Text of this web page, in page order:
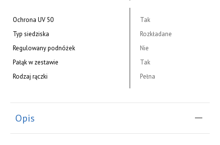
Ochrona UV 50
Tak
Typ siedziska
Rozkładane
Regulowany podnóżek
Nie
Pałąk w zestawie
Tak
Rodzaj rączki
Pełna
Opis